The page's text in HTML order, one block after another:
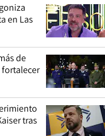
en Las
de
fortalecer
tras